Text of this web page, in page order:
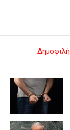
Δημοφιλή